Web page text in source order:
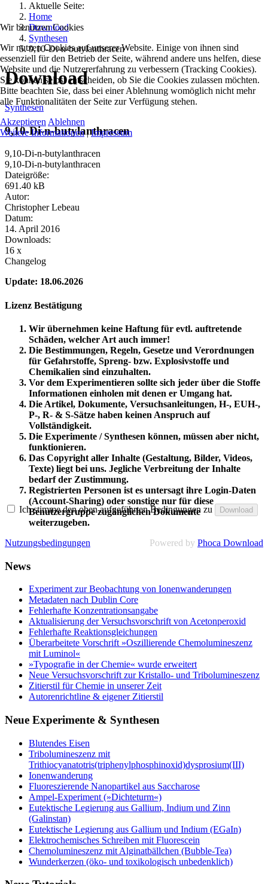
Aktuelle Seite:
Home
Download
Synthesen
9,10-Di-n-butylanthracen
Download
Synthesen
9,10-Di-n-butylanthracen
9,10-Di-n-butylanthracen
9,10-Di-n-butylanthracen
Dateigröße:
691.40 kB
Autor:
Christopher Lebeau
Datum:
14. April 2016
Downloads:
16 x
Changelog
Update: 18.06.2026
Lizenz Bestätigung
Wir übernehmen keine Haftung für evtl. auftretende
Schäden, welcher Art auch immer!
Die Bestimmungen, Regeln, Gesetze und Verordnungen
für Gefahrstoffe, Spreng- bzw. Explosivstoffe und
Chemikalien sind einzuhalten.
Vor dem Experimentieren sollte sich jeder über die Stoffe
Informationen einholen mit denen er Umgang hat.
Die Artikel, Dokumente, Versuchsanleitungen, H-, EUH-,
P-, R- & S-Sätze haben keinen Anspruch auf
Vollständigkeit.
Die Experimente / Synthesen können, müssen aber nicht,
funktionieren.
Das Copyright aller Inhalte (Gestaltung, Bilder, Videos,
Texte) liegt bei uns. Jegliche Verbreitung der Inhalte
bedarf der Zustimmung.
Registrierten Personen ist es untersagt ihre Login-Daten
(Account-Sharing) oder sonstige nur für diese
Benutzergruppe zugänglichen Dokumente
weiterzugeben.
Nutzungsbedingungen
Ich stimme den oben aufgeführten Bedingungen zu
Powered by Phoca Download
News
Experiment zur Beobachtung von Ionenwanderungen
Metadaten nach Dublin Core
Fehlerhafte Konzentrationsangabe
Aktualisierung der Versuchsvorschrift von Acetonperoxid
Fehlerhafte Reaktionsgleichungen
Überarbeitete Vorschrift »Oszillierende Chemolumineszenz
mit Luminol«
»Typografie in der Chemie« wurde erweitert
Neue Versuchsvorschrift zur Kristallo- und Tribolumineszenz
Zitierstil für Chemie in unserer Zeit
Autorenrichtline & eigener Zitierstil
Neue Experimente & Synthesen
Blutendes Eisen
Tribolumineszenz mit
Trithiocyanatotris(triphenylphosphinoxid)dysprosium(III)
Ionenwanderung
Fluoreszierende Nanopartikel aus Saccharose
Ampel-Experiment (»Dichteturm«)
Eutektische Legierung aus Gallium, Indium und Zinn
(Galinstan)
Eutektische Legierung aus Gallium und Indium (EGaIn)
Elektrochemisches Schreiben mit Fluorescein
Chemolumineszenz mit Alginatbällchen (Bubble-Tea)
Wunderkerzen (öko- und toxikologisch unbedenklich)
Wir benutzen Cookies
Wir nutzen Cookies auf unserer Website. Einige von ihnen sind
essenziell für den Betrieb der Seite, während andere uns helfen, diese
Website und die Nutzererfahrung zu verbessern (Tracking Cookies).
Sie können selbst entscheiden, ob Sie die Cookies zulassen möchten.
Bitte beachten Sie, dass bei einer Ablehnung womöglich nicht mehr
alle Funktionalitäten der Seite zur Verfügung stehen.
Akzeptieren Ablehnen
Weitere Informationen|Impressum